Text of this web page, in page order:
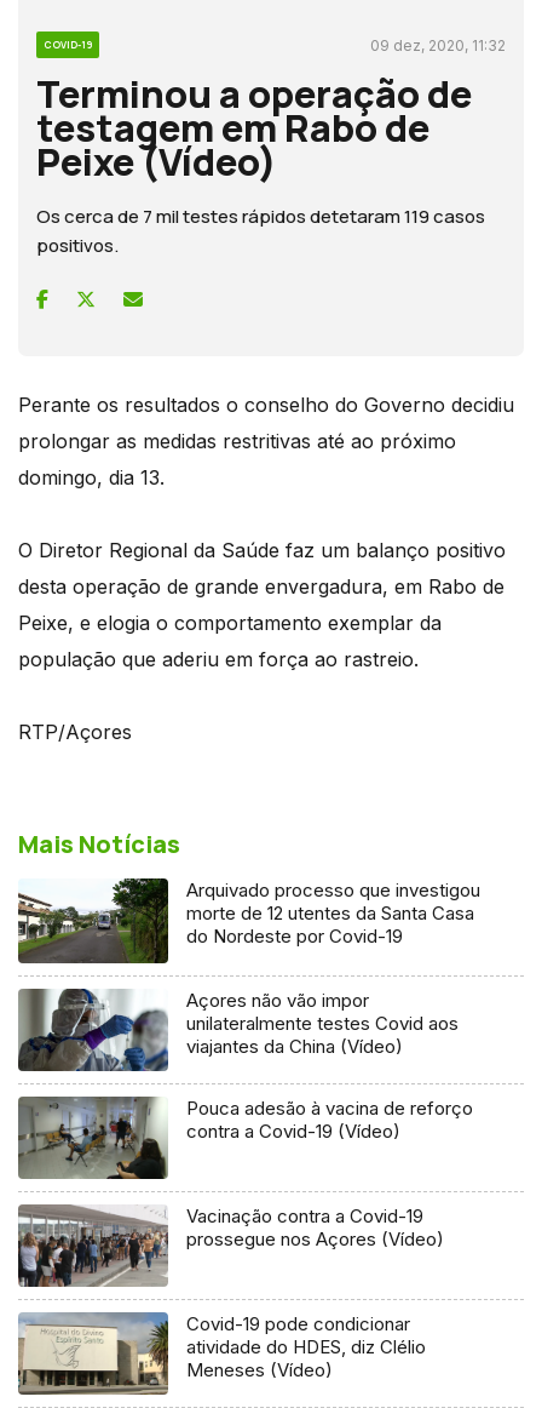
COVID-19 09 dez, 2020, 11:32
Terminou a operação de
testagem em Rabo de
Peixe (Vídeo)
Os cerca de 7 mil testes rápidos detetaram 119 casos
positivos.
Perante os resultados o conselho do Governo decidiu
prolongar as medidas restritivas até ao próximo
domingo, dia 13.
O Diretor Regional da Saúde faz um balanço positivo
desta operação de grande envergadura, em Rabo de
Peixe, e elogia o comportamento exemplar da
população que aderiu em força ao rastreio.
RTP/Açores
Mais Notícias
Arquivado processo que investigou
morte de 12 utentes da Santa Casa
do Nordeste por Covid-19
Açores não vão impor
unilateralmente testes Covid aos
viajantes da China (Vídeo)
Pouca adesão à vacina de reforço
contra a Covid-19 (Vídeo)
Vacinação contra a Covid-19
prossegue nos Açores (Vídeo)
Covid-19 pode condicionar
atividade do HDES, diz Clélio
Meneses (Vídeo)